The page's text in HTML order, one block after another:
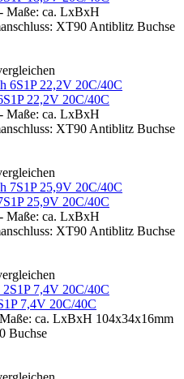
Maße: ca. LxBxH
XT90 Antiblitz Buchse
22,2V 20C/40C
Maße: ca. LxBxH
XT90 Antiblitz Buchse
25,9V 20C/40C
Maße: ca. LxBxH
XT90 Antiblitz Buchse
7,4V 20C/40C
ca. LxBxH 104x34x16mm
Buchse